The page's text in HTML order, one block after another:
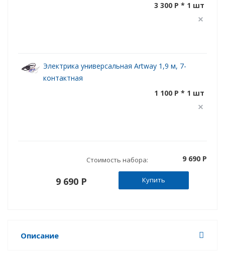
3 300 P * 1 шт
Электрика универсальная Artway 1,9 м, 7-
контактная
1 100 P * 1 шт
Стоимость набора: 9 690 P
9 690 P Купить
Описание